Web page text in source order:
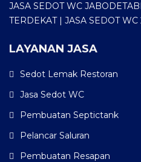
JASA SEDOT WC
TERDEKAT | JASA SEDOT WC
LAYANAN JASA
Sedot Lemak Restoran
Jasa Sedot WC
Pembuatan Septictank
Pelancar Saluran
Pembuatan Resapan